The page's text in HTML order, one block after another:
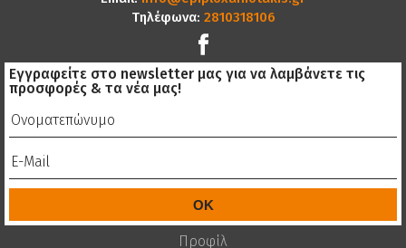
Τηλέφωνα: 2810318106
Εγγραφείτε στο newsletter μας για να λαμβάνετε τις
προσφορές & τα νέα μας!
Προφίλ